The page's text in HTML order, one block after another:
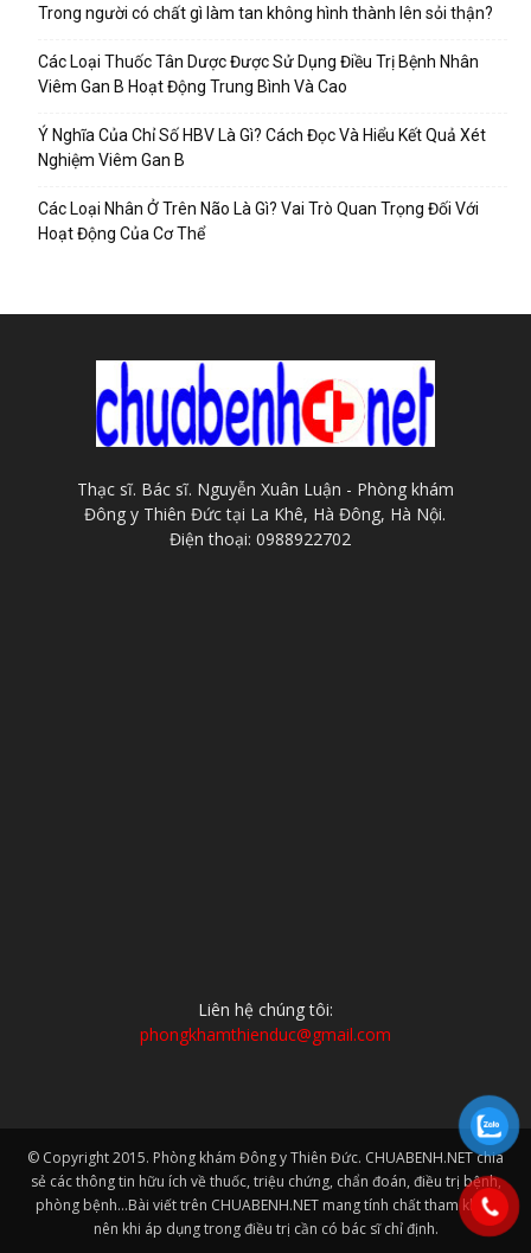
Trong người có chất gì làm tan không hình thành lên sỏi thận?
Các Loại Thuốc Tân Dược Được Sử Dụng Điều Trị Bệnh Nhân
Viêm Gan B Hoạt Động Trung Bình Và Cao
Ý Nghĩa Của Chỉ Số HBV Là Gì? Cách Đọc Và Hiểu Kết Quả Xét
Nghiệm Viêm Gan B
Các Loại Nhân Ở Trên Não Là Gì? Vai Trò Quan Trọng Đối Với
Hoạt Động Của Cơ Thể
Thạc sĩ. Bác sĩ. Nguyễn Xuân Luận - Phòng khám
Đông y Thiên Đức tại La Khê, Hà Đông, Hà Nội.
Điện thoại: 0988922702
Liên hệ chúng tôi:
phongkhamthienduc@gmail.com
© Copyright 2015. Phòng khám Đông y Thiên Đức. CHUABENH.NET chia
sẻ các thông tin hữu ích về thuốc, triệu chứng, chẩn đoán, điều trị bệnh,
phòng bệnh...Bài viết trên CHUABENH.NET mang tính chất tham khảo
nên khi áp dụng trong điều trị cần có bác sĩ chỉ định.